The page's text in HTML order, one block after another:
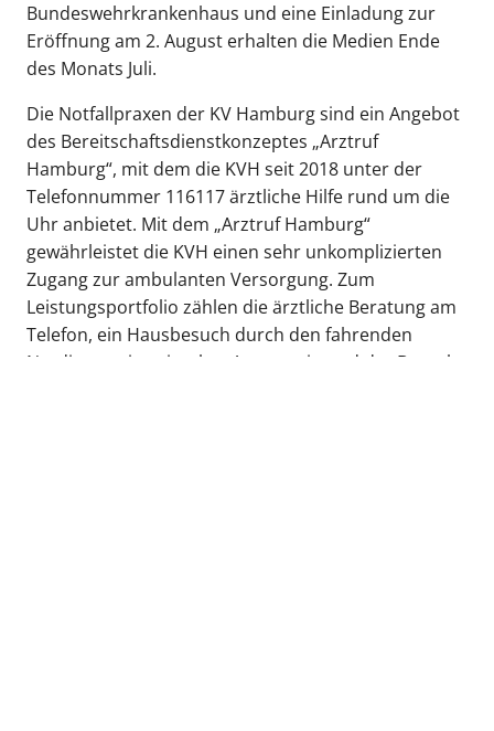
Bundeswehrkrankenhaus und eine Einladung zur
Eröffnung am 2. August erhalten die Medien Ende
des Monats Juli.
Die Notfallpraxen der KV Hamburg sind ein Angebot
des Bereitschaftsdienstkonzeptes „Arztruf
Hamburg“, mit dem die KVH seit 2018 unter der
Telefonnummer 116117 ärztliche Hilfe rund um die
Uhr anbietet. Mit dem „Arztruf Hamburg“
gewährleistet die KVH einen sehr unkomplizierten
Zugang zur ambulanten Versorgung. Zum
Leistungsportfolio zählen die ärztliche Beratung am
Telefon, ein Hausbesuch durch den fahrenden
Notdienst, ein zeitnaher Arzttermin und der Besuch